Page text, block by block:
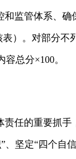
监管体系、确
）。对部分不
容总分×100。
责任的重要抓手
、坚定“四个自